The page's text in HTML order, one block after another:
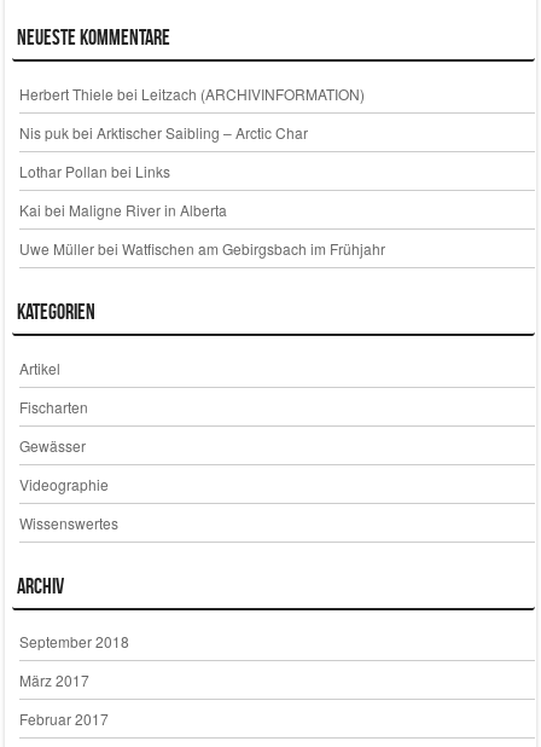
Neueste Kommentare
Herbert Thiele bei Leitzach (ARCHIVINFORMATION)
Nis pukbei Arktischer Saibling – Arctic Char
Lothar Pollan bei Links
Kai bei Maligne River in Alberta
Uwe Müllerbei Watfischen am Gebirgsbach im Frühjahr
Kategorien
Artikel
Fischarten
Gewässer
Videographie
Wissenswertes
Archiv
September 2018
März 2017
Februar 2017